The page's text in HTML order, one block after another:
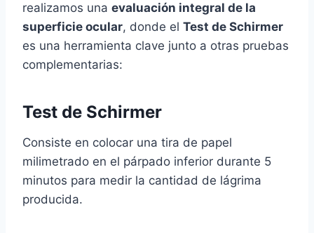
realizamos una evaluación integral de la
superficie ocular, donde el Test de Schirmer
es una herramienta clave junto a otras pruebas
complementarias:
Test de Schirmer
Consiste en colocar una tira de papel
milimetrado en el párpado inferior durante 5
minutos para medir la cantidad de lágrima
producida.